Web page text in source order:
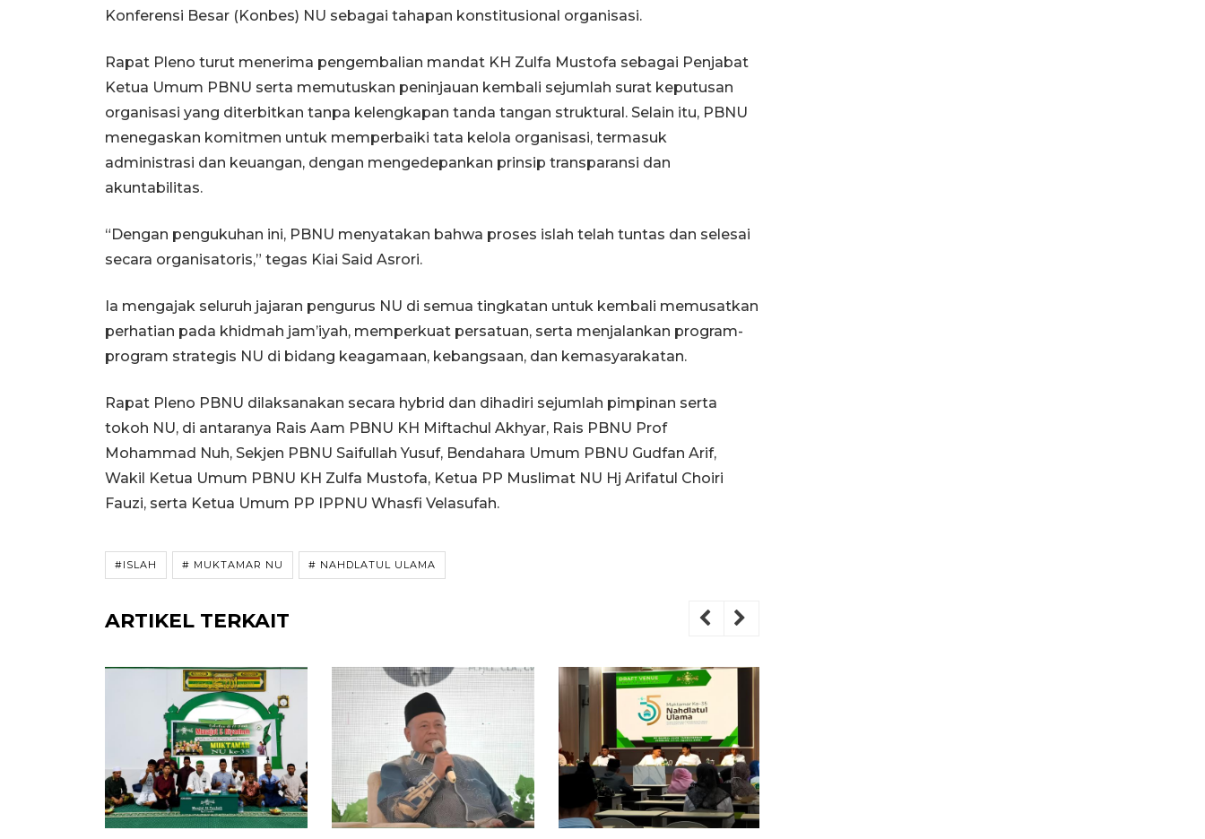
Konferensi Besar (Konbes) NU sebagai tahapan konstitusional organisasi.
Rapat Pleno turut menerima pengembalian mandat KH Zulfa Mustofa sebagai Penjabat
Ketua Umum PBNU serta memutuskan peninjauan kembali sejumlah surat keputusan
organisasi yang diterbitkan tanpa kelengkapan tanda tangan struktural. Selain itu, PBNU
menegaskan komitmen untuk memperbaiki tata kelola organisasi, termasuk
administrasi dan keuangan, dengan mengedepankan prinsip transparansi dan
akuntabilitas.
“Dengan pengukuhan ini, PBNU menyatakan bahwa proses islah telah tuntas dan selesai
secara organisatoris,” tegas Kiai Said Asrori.
Ia mengajak seluruh jajaran pengurus NU di semua tingkatan untuk kembali memusatkan
perhatian pada khidmah jam’iyah, memperkuat persatuan, serta menjalankan program-
program strategis NU di bidang keagamaan, kebangsaan, dan kemasyarakatan.
Rapat Pleno PBNU dilaksanakan secara hybrid dan dihadiri sejumlah pimpinan serta
tokoh NU, di antaranya Rais Aam PBNU KH Miftachul Akhyar, Rais PBNU Prof
Mohammad Nuh, Sekjen PBNU Saifullah Yusuf, Bendahara Umum PBNU Gudfan Arif,
Wakil Ketua Umum PBNU KH Zulfa Mustofa, Ketua PP Muslimat NU Hj Arifatul Choiri
Fauzi, serta Ketua Umum PP IPPNU Whasfi Velasufah.
#ISLAH # MUKTAMAR NU # NAHDLATUL ULAMA
ARTIKEL TERKAIT